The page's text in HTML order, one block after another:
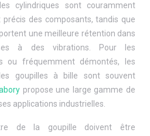
cylindriques sont couramment
précis des composants, tandis que
une meilleure rétention dans
à des vibrations. Pour les
ou fréquemment démontés, les
goupilles à bille sont souvent
propose une large gamme de
applications industrielles.
de la goupille doivent être